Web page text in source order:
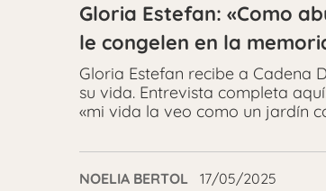
Gloria Estefan: «Como
le congelen en la
Gloria Estefan recibe a Cadena
su vida. Entrevista completa
«mi vida la veo como un jardín
NOELIA BERTOL 17/05/2025